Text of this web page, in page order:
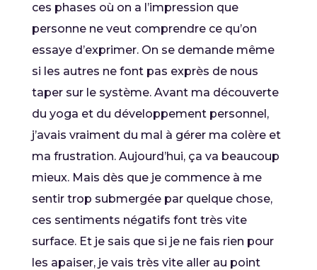
ces phases où on a l’impression que
personne ne veut comprendre ce qu’on
essaye d’exprimer. On se demande même
si les autres ne font pas exprès de nous
taper sur le système. Avant ma découverte
du yoga et du développement personnel,
j’avais vraiment du mal à gérer ma colère et
ma frustration. Aujourd’hui, ça va beaucoup
mieux. Mais dès que je commence à me
sentir trop submergée par quelque chose,
ces sentiments négatifs font très vite
surface. Et je sais que si je ne fais rien pour
les apaiser, je vais très vite aller au point